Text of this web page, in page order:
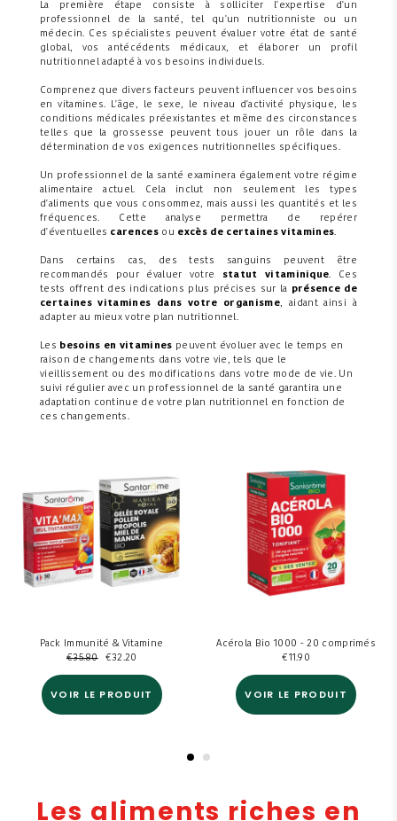
La première étape consiste à solliciter l'expertise d'un
professionnel de la santé, tel qu'un nutritionniste ou un
médecin. Ces spécialistes peuvent évaluer votre état de santé
global, vos antécédents médicaux, et élaborer un profil
nutritionnel adapté à vos besoins individuels.
Comprenez que divers facteurs peuvent influencer vos besoins
en vitamines. L'âge, le sexe, le niveau d'activité physique, les
conditions médicales préexistantes et même des circonstances
telles que la grossesse peuvent tous jouer un rôle dans la
détermination de vos exigences nutritionnelles spécifiques.
Un professionnel de la santé examinera également votre régime
alimentaire actuel. Cela inclut non seulement les types
d'aliments que vous consommez, mais aussi les quantités et les
fréquences. Cette analyse permettra de repérer
d'éventuelles carences ou excès de certaines vitamines.
Dans certains cas, des tests sanguins peuvent être
recommandés pour évaluer votre statut vitaminique. Ces
tests offrent des indications plus précises sur la présence de
certaines vitamines dans votre organisme, aidant ainsi à
adapter au mieux votre plan nutritionnel.
Les besoins en vitamines peuvent évoluer avec le temps en
raison de changements dans votre vie, tels que le
vieillissement ou des modifications dans votre mode de vie. Un
suivi régulier avec un professionnel de la santé garantira une
adaptation continue de votre plan nutritionnel en fonction de
ces changements.
Pack Immunité & Vitamine
€35.80 €32.20
VOIR LE PRODUIT
Acérola Bio 1000 - 20 comprimés
€11.90
VOIR LE PRODUIT
Les aliments riches en